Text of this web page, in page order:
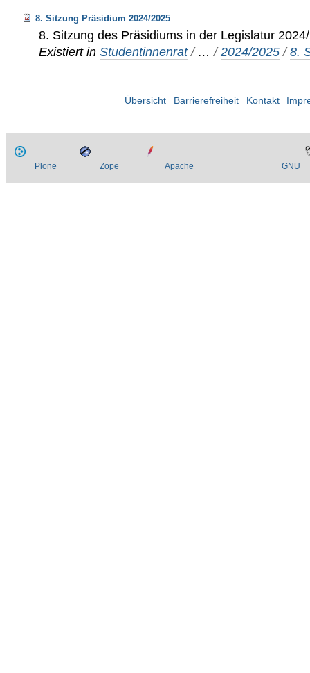
8. Sitzung Präsidium 2024/2025
8. Sitzung des Präsidiums in der Legislatur
Existiert in Studentinnenrat / …/2024/2025 /8.
Übersicht Barrierefreiheit Kontakt
Plone Zope Apache GNU